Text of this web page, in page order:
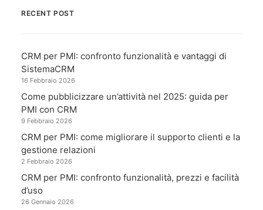
RECENT POST
CRM per PMI: confronto funzionalità e vantaggi di
SistemaCRM
16 Febbraio 2026
Come pubblicizzare un’attività nel 2025: guida per
PMI con CRM
9 Febbraio 2026
CRM per PMI: come migliorare il supporto clienti e la
gestione relazioni
2 Febbraio 2026
CRM per PMI: confronto funzionalità, prezzi e facilità
d’uso
26 Gennaio 2026